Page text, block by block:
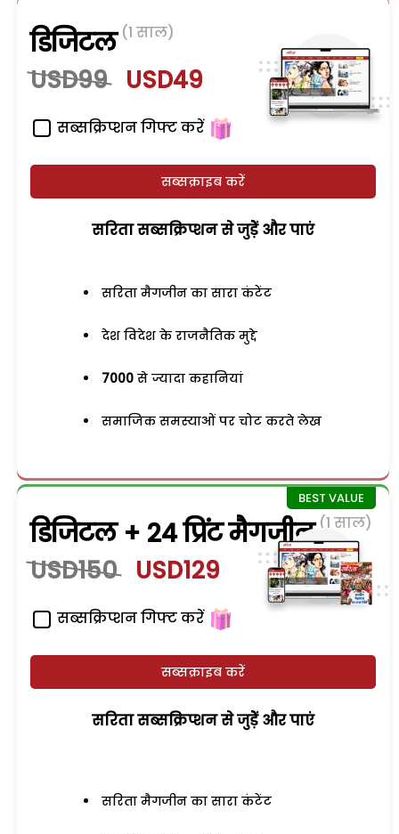
डिजिटल (1 साल)
USD99 USD49
सब्सक्रिप्शन गिफ्ट करें
सब्सक्राइब करें
सरिता सब्सक्रिप्शन से जुड़ेें और पाएं
सरिता मैगजीन का सारा कंटेंट
देश विदेश के राजनैतिक मुद्दे
7000 से ज्यादा कहानियां
समाजिक समस्याओं पर चोट करते लेख
डिजिटल + 24 प्रिंट मैगजीन (1 साल)
USD150 USD129
सब्सक्रिप्शन गिफ्ट करें
सब्सक्राइब करें
सरिता सब्सक्रिप्शन से जुड़ेें और पाएं
सरिता मैगजीन का सारा कंटेंट